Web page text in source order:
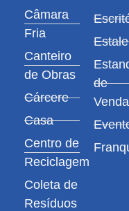
Câmara
Fria
Canteiro
de Obras
Cárcere
Casa
Centro de
Reciclagem
Coleta de
Resíduos
de